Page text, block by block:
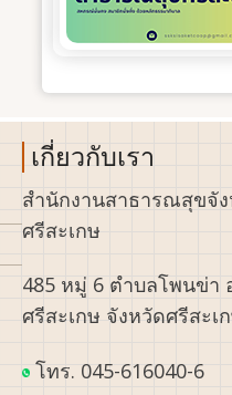
เกี่ยวกับเรา
สำนักงานสาธารณสุขจั
ศรีสะเกษ
485 หมู่ 6 ตำบลโพนข่า
ศรีสะเกษ จังหวัดศรีสะเ
โทร. 045-616040-6